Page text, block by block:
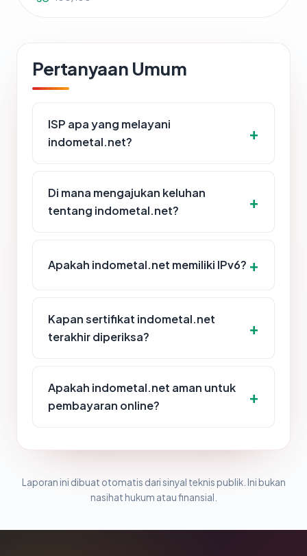
Pertanyaan Umum
ISP apa yang melayani
indometal.net?
Di mana mengajukan keluhan
tentang indometal.net?
Apakah indometal.net memiliki IPv6?
Kapan sertifikat indometal.net
terakhir diperiksa?
Apakah indometal.net aman untuk
pembayaran online?
Laporan ini dibuat otomatis dari sinyal teknis publik. Ini bukan
nasihat hukum atau finansial.